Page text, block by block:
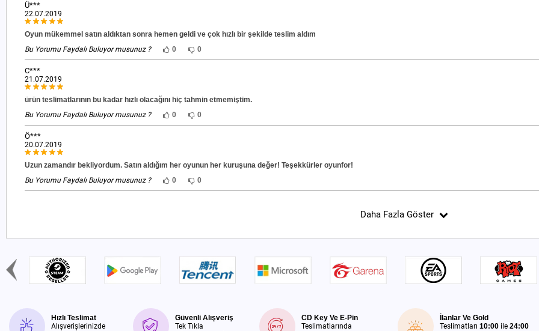
Ü***
22.07.2019
Oyun mükemmel satın aldıktan sonra hemen geldi ve çok hızlı bir şekilde teslim aldım
Bu Yorumu Faydalı Buluyor musunuz ?
0 0
C***
21.07.2019
ürün teslimatlarının bu kadar hızlı olacağını hiç tahmin etmemiştim.
Bu Yorumu Faydalı Buluyor musunuz ?
0 0
Ö***
20.07.2019
Uzun zamandır bekliyordum. Satın aldığım her oyunun her kuruşuna değer! Teşekkürler oyunfor!
Bu Yorumu Faydalı Buluyor musunuz ?
0 0
Daha Fazla Göster
Hızlı Teslimat
Alışverişlerinizde
Güvenli Alışveriş
Tek Tıkla
CD Key Ve E-Pin
Teslimatlarında
İlanlar Ve Gold
Teslimatları10:00 ile24:00